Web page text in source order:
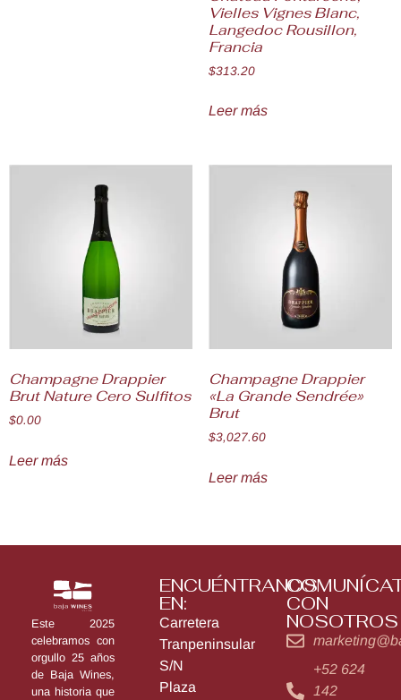
Vielles Vignes Blanc,
Langedoc Rousillon,
Francia
$313.20
Leer más
Champagne Drappier
Brut Nature Cero Sulfitos
$0.00
Leer más
Champagne Drappier
«La Grande Sendrée»
Brut
$3,027.60
Leer más
Este 2025
celebramos con
orgullo 25 años
de Baja Wines,
una historia que
ENCUÉNTRANOS
EN:
Carretera
Tranpeninsular
S/N
Plaza
CON
NOSOTROS
+52 624
142